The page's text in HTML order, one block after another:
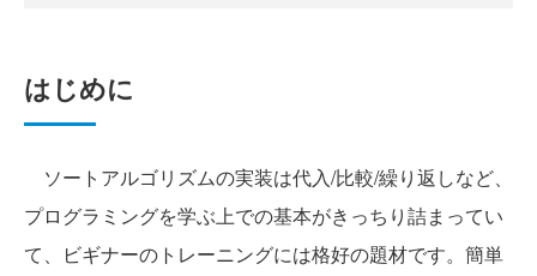
はじめに
ソートアルゴリズムの実装は代入/比較/繰り返しなど、
プログラミングを学ぶ上での基本がきっちり詰まってい
て、ビギナーのトレーニングには格好の題材です。簡単